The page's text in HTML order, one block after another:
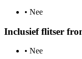
• Nee
Inclusief flitser
• Nee